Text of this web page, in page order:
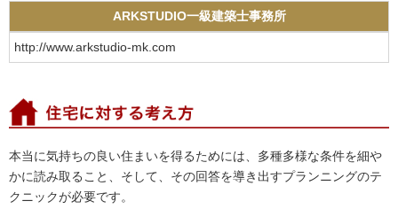
ARKSTUDIO一級建築士事務所
http://www.arkstudio-mk.com
本当に気持ちの良い住まいを得るためには、多種多様な条件を細や
かに読み取ること、そして、その回答を導き出すプランニングのテ
クニックが必要です。